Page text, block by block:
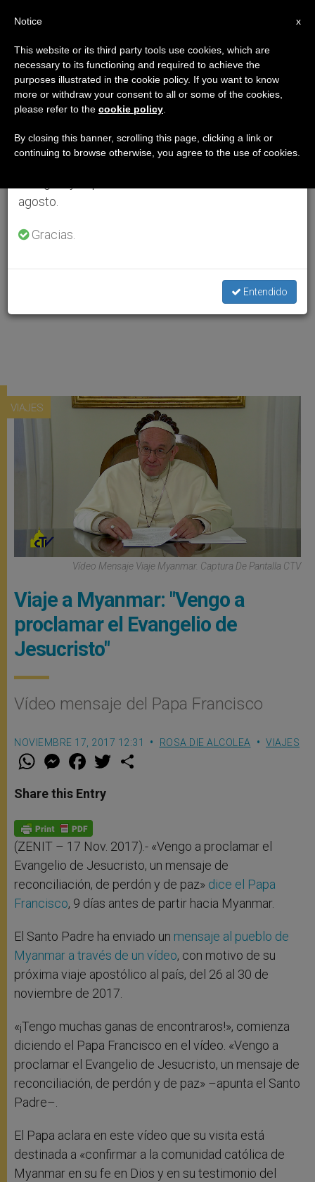
VIAJES
Vídeo Mensaje Viaje Myanmar. Captura De Pantalla CTV
Viaje a Myanmar: "Vengo a
proclamar el Evangelio de
Jesucristo"
Vídeo mensaje del Papa Francisco
NOVIEMBRE 17, 2017 12:31 ROSA DIE ALCOLEA VIAJES
W
t
s
p
p
M
e
s
e
g
e
F
a
e
b
o
k
w
Share this Entry
(ZENIT – 17 Nov. 2017).- «Vengo a proclamar el
Evangelio de Jesucristo, un mensaje de
reconciliación, de perdón y de paz» dice el Papa
Francisco, 9 días antes de partir hacia Myanmar.
El Santo Padre ha enviado un mensaje al pueblo de
Myanmar a través de un vídeo, con motivo de su
próxima viaje apostólico al país, del 26 al 30 de
noviembre de 2017.
«¡Tengo muchas ganas de encontraros!», comienza
diciendo el Papa Francisco en el vídeo. «Vengo a
proclamar el Evangelio de Jesucristo, un mensaje de
reconciliación, de perdón y de paz» –apunta el Santo
Padre–.
El Papa aclara en este vídeo que su visita está
destinada a «confirmar a la comunidad católica de
Myanmar en su fe en Dios y en su testimonio del
×
Aviso importante
Del 27 de julio al 7 de agosto haremos la pausa
anual, aprovechando que en el periodo de verano
se generan menos informaciones y también el
agosto.
Gracias.
Entendido
x
Notice
This website or its third party tools use cookies, which are
necessary to its functioning and required to achieve the
purposes illustrated in the cookie policy. If you want to know
more or withdraw your consent to all or some of the cookies,
please refer to the cookie policy
By closing this banner, scrolling this page, clicking a link or
continuing to browse otherwise, you agree to the use of cookies.